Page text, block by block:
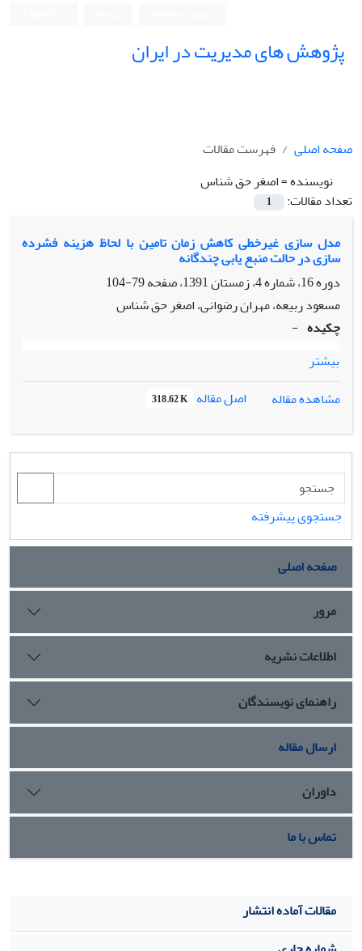
پژوهش های مدیریت در ایران
صفحه اصلی
فهرست مقالات
نویسنده =اصغر حق شناس
تعداد مقالات:
1
مدل سازی غیرخطی کاهش زمان تامین با لحاظ هزینه فشرده
سازی در حالت منبع یابی چندگانه
دوره 16، شماره 4، زمستان 1391، صفحه
79-104
مسعود ربیعه، مهران رضوانی، اصغر حق شناس
چکیده -
بیشتر
مشاهده مقاله
اصل مقاله 318.62 K
جستجوی پیشرفته
صفحه اصلی
مرور
اطلاعات نشریه
راهنمای نویسندگان
ارسال مقاله
داوران
تماس با ما
مقالات آماده انتشار